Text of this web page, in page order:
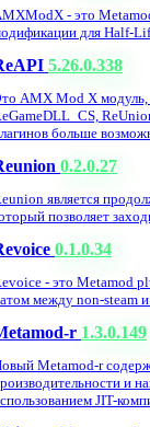
- это
для Half-
5.26.0.338
AMX Mod X модуль,
больше
0.2.0.27
является
позволяет
0.1.0.34
- это Metamod
между non-steam
r 1.3.0.149
Metamod-r
и
JIT-